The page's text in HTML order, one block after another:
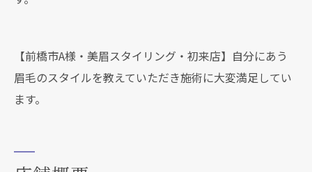
【前橋市A様・美眉スタイリング・初来店】自分にあう
眉毛のスタイルを教えていただき施術に大変満足してい
ます。